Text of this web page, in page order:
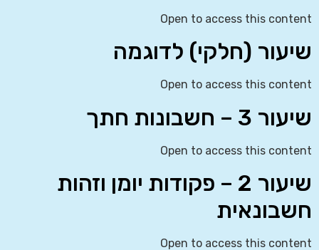
Open to access this content
שיעור (חלקי) לדוגמה
Open to access this content
שיעור 3 – חשבונות חתך
Open to access this content
שיעור 2 – פקודות יומן וזהות
חשבונאית
Open to access this content